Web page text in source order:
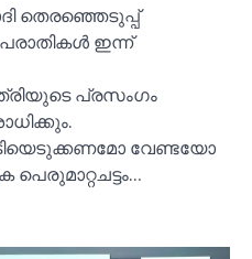
തെരഞ്ഞെടുപ്പ്
പരാതികള്‍ ഇന്ന്
പ്രസംഗം
വേണ്ടയോ